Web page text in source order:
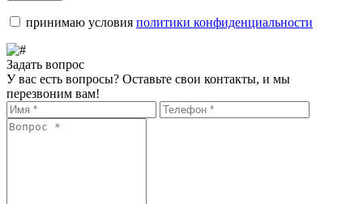
принимаю условия политики конфиденциальности
Задать вопрос
У вас есть вопросы? Оставьте свои контакты, и мы
перезвоним вам!